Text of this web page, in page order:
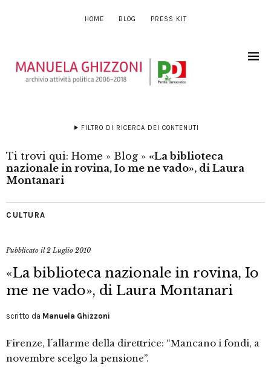
HOME BLOG PRESS KIT
FILTRO DI RICERCA DEI CONTENUTI
Ti trovi qui: Home » Blog » «La biblioteca
nazionale in rovina, Io me ne vado», di Laura
Montanari
CULTURA
Pubblicato il2 Luglio 2010
«La biblioteca nazionale in rovina, Io
me ne vado», di Laura Montanari
scritto da Manuela Ghizzoni
Firenze, l´allarme della direttrice: “Mancano i fondi, a
novembre scelgo la pensione”.